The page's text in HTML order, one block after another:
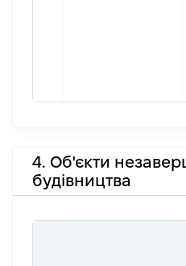
4. Об'єкти
будівництва